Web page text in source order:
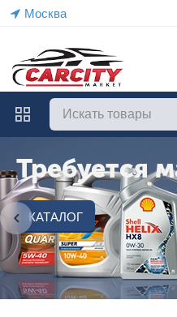
Москва
Требуется
КАТАЛОГ